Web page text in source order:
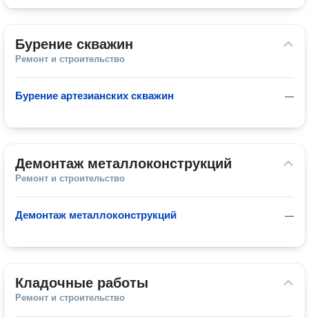
Бурение скважин
Ремонт и строительство
—
Бурение артезианских скважин
Демонтаж металлоконструкций
Ремонт и строительство
—
Демонтаж металлоконструкций
Кладочные работы
Ремонт и строительство